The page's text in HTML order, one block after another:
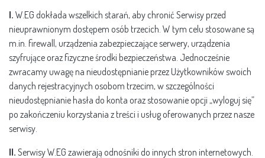
I. W.EG dokłada wszelkich starań, aby chronić Serwisy przed
nieuprawnionym dostępem osób trzecich. W tym celu stosowane są
m.in. firewall, urządzenia zabezpieczające serwery, urządzenia
szyfrujące oraz fizyczne środki bezpieczeństwa. Jednocześnie
zwracamy uwagę na nieudostępnianie przez Użytkowników swoich
danych rejestracyjnych osobom trzecim, w szczególności
nieudostępnianie hasła do konta oraz stosowanie opcji „wyloguj się”
po zakończeniu korzystania z treści i usług oferowanych przez nasze
serwisy.
II. Serwisy W.EG zawierają odnośniki do innych stron internetowych.